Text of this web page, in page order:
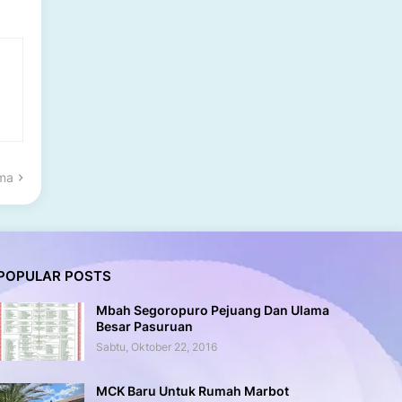
POSTS
Mbah Segoropuro Pejuang Dan Ulama
Besar Pasuruan
Sabtu, Oktober 22, 2016
MCK Baru Untuk Rumah Marbot